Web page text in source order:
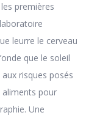
premières
leurre le cerveau
que le soleil
risques posés
aliments pour
Une